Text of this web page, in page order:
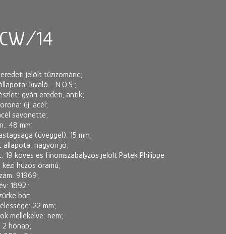
14
jelölt tűzizománc;
kiváló - N.O.S.;
gyári eredeti, antik;
új, acél;
savonette;
48 mm;
(üveggel): 15 mm;
állapota: nagyon jó;
19 köves és finomszabályzós jelölt Patek Philippe
kézi húzós óramű;
91969;
1892.;
bőr;
22 mm;
mellékelve: nem;
hónap;